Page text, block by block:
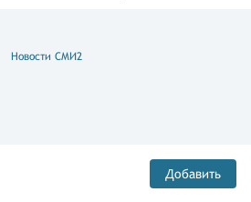
Новости СМИ2
Добавить